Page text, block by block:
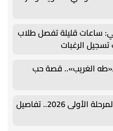
ساعات قليلة تفصل طلاب
الرغبات
الغريب».. قصة حب
2026.. تفاصيل